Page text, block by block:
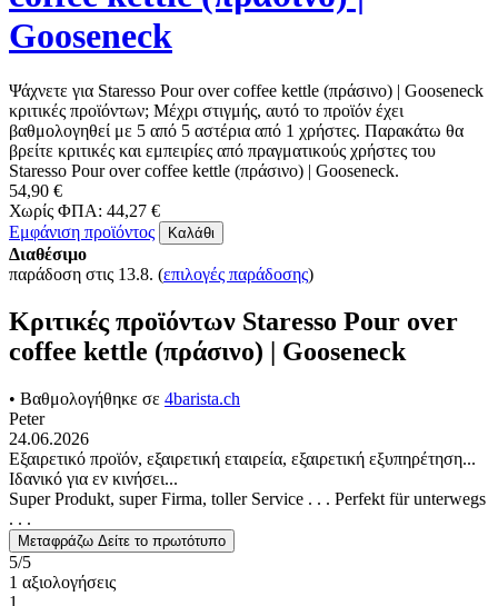
Gooseneck
Ψάχνετε για Staresso Pour over coffee kettle (πράσινο) | Gooseneck
κριτικές προϊόντων; Μέχρι στιγμής, αυτό το προϊόν έχει
βαθμολογηθεί με 5 από 5 αστέρια από 1 χρήστες. Παρακάτω θα
βρείτε κριτικές και εμπειρίες από πραγματικούς χρήστες του
Staresso Pour over coffee kettle (πράσινο) | Gooseneck.
54,90 €
Χωρίς ΦΠΑ: 44,27 €
Εμφάνιση προϊόντος
Καλάθι
Διαθέσιμο
παράδοση στις 13.8. (επιλογές παράδοσης)
Κριτικές προϊόντων Staresso Pour over
coffee kettle (πράσινο) | Gooseneck
• Βαθμολογήθηκε σε 4barista.ch
Peter
24.06.2026
Εξαιρετικό προϊόν, εξαιρετική εταιρεία, εξαιρετική εξυπηρέτηση...
Ιδανικό για εν κινήσει...
Super Produkt, super Firma, toller Service . . . Perfekt für unterwegs
. . .
Μεταφράζω Δείτε το πρωτότυπο
5/5
1 αξιολογήσεις
1